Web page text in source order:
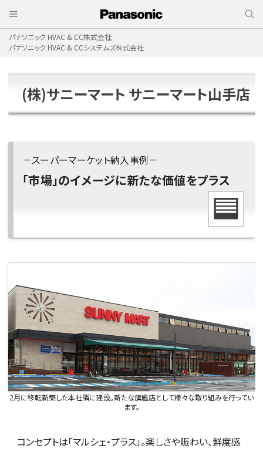
パナソニック HVAC & CC株式会社
パナソニック HVAC & CCシステムズ株式会社
(株)サニーマート サニーマート山手
－スーパーマーケット納入事例－
「市場」のイメージに新たな価値をプラス
2月に移転新築した本社隣に建設。新たな旗艦店として様々な取り組みを行ってい
ます。
コンセプトは「マルシェ・プラス」。楽しさや賑わい、鮮度感